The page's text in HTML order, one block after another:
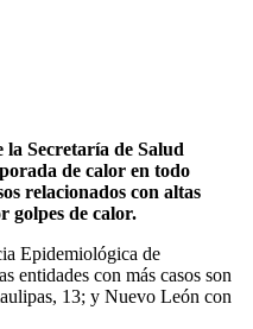
Secretaría de Salud
de calor en todo
relacionados con altas
golpes de calor.
Epidemiológica de
entidades con más casos son
13; y Nuevo León con